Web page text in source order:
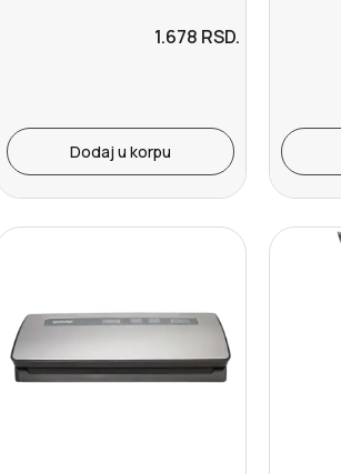
1.678 RSD.
Dodaj u korpu